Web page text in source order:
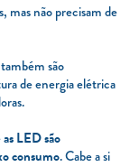
mas não precisam de
são
de energia elétrica
LED são
consumo. Cabe a si